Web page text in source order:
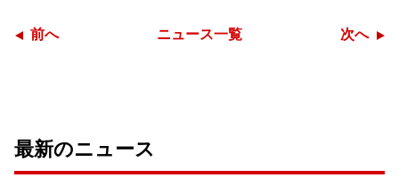
前へ ニュース一覧 次へ
最新のニュース